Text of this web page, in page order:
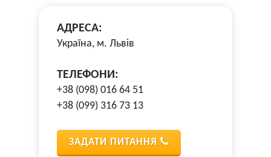
АДРЕСА:
Україна, м. Львів
ТЕЛЕФОНИ:
+38 (098) 016 64 51
+38 (099) 316 73 13
ЗАДАТИ ПИТАННЯ